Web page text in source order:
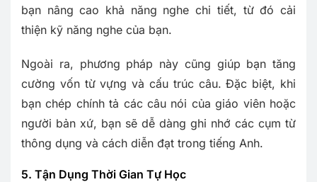
bạn nâng cao khả năng nghe chi tiết, từ đó cải
thiện kỹ năng nghe của bạn.
Ngoài ra, phương pháp này cũng giúp bạn tăng
cường vốn từ vựng và cấu trúc câu. Đặc biệt, khi
bạn chép chính tả các câu nói của giáo viên hoặc
người bản xứ, bạn sẽ dễ dàng ghi nhớ các cụm từ
thông dụng và cách diễn đạt trong tiếng Anh.
5. Tận Dụng Thời Gian Tự Học